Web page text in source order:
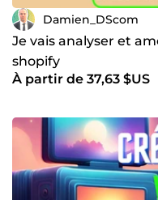
Damien_DScom
Je vais analyser et
shopify
À partir de 37,63 $US